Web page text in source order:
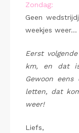
Zondag:
Geen
weekjes weer…
Eerst
km, en dat
Gewoon
letten, dat
weer!
Liefs,